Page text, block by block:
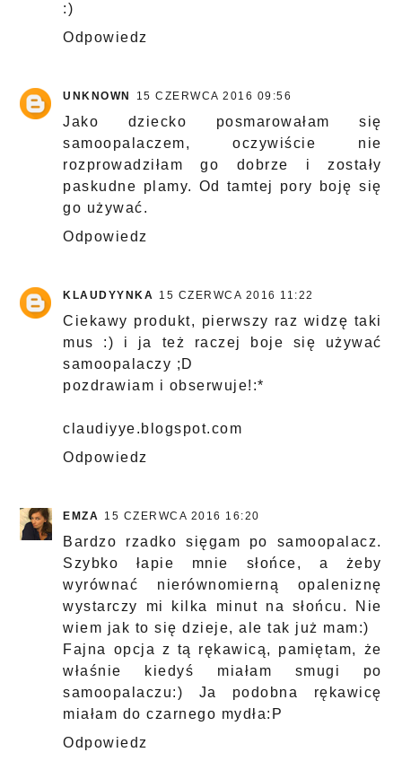
:)
Odpowiedz
UNKNOWN 15 CZERWCA 2016 09:56
Jako dziecko posmarowałam się
samoopalaczem, oczywiście nie
rozprowadziłam go dobrze i zostały
paskudne plamy. Od tamtej pory boję się
go używać.
Odpowiedz
KLAUDYYNKA 15 CZERWCA 2016 11:22
Ciekawy produkt, pierwszy raz widzę taki
mus :) i ja też raczej boje się używać
samoopalaczy ;D
pozdrawiam i obserwuje!:*
claudiyye.blogspot.com
Odpowiedz
EMZA 15 CZERWCA 2016 16:20
Bardzo rzadko sięgam po samoopalacz.
Szybko łapie mnie słońce, a żeby
wyrównać nierównomierną opaleniznę
wystarczy mi kilka minut na słońcu. Nie
wiem jak to się dzieje, ale tak już mam:)
Fajna opcja z tą rękawicą, pamiętam, że
właśnie kiedyś miałam smugi po
samoopalaczu:) Ja podobna rękawicę
miałam do czarnego mydła:P
Odpowiedz